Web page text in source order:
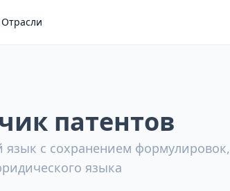
Отрасли
патентов
с сохранением формулировок,
языка